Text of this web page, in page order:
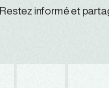
Restez informé et